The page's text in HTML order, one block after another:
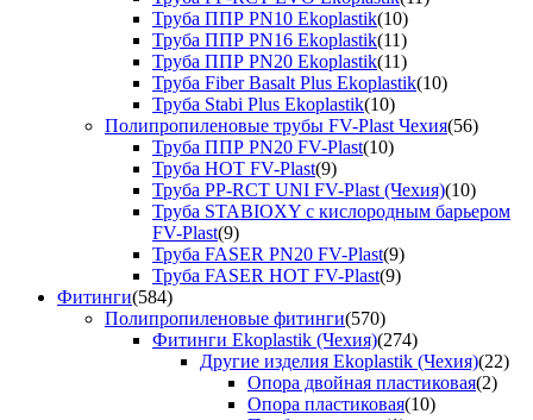
Труба ППР PN10 Ekoplastik(10)
Труба ППР PN16 Ekoplastik(11)
Труба ППР PN20 Ekoplastik(11)
Труба Fiber Basalt Plus Ekoplastik(10)
Труба Stabi Plus Ekoplastik(10)
Полипропиленовые трубы FV-Plast Чехия(56)
Труба ППР PN20 FV-Plast(10)
Труба HOT FV-Plast(9)
Труба PP-RCT UNI FV-Plast (Чехия)(10)
Труба STABIOXY с кислородным барьером
FV-Plast(9)
Труба FASER PN20 FV-Plast(9)
Труба FASER HOT FV-Plast(9)
Фитинги(584)
Полипропиленовые фитинги(570)
Фитинги Ekoplastik (Чехия)(274)
Другие изделия Ekoplastik (Чехия)(22)
Опора двойная пластиковая(2)
Опора пластиковая(10)